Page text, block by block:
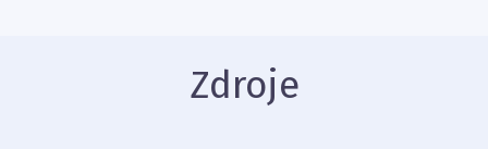
Zdroje